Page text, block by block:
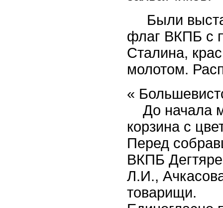
Были
флаг ВКПБ с
Сталина,
молотом.
«
До начала
корзина с
Перед
ВКПБ
Л.И.,
товарищи.